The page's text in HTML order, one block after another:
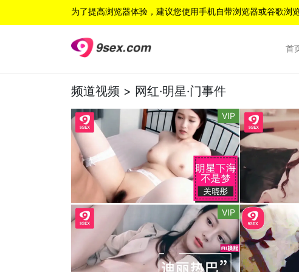
为了提高浏览器体验，建议您使用手机自带浏览器或谷歌浏
首
频道视频 > 网红·明星·门事件
VIP
VIP